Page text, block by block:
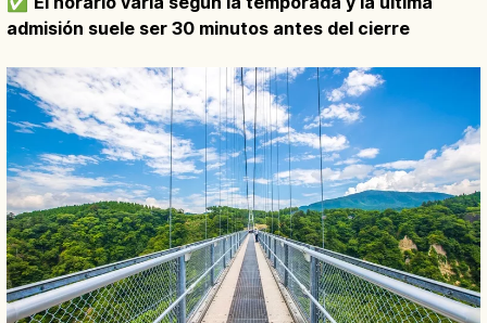
admisión suele ser 30 minutos antes del cierre